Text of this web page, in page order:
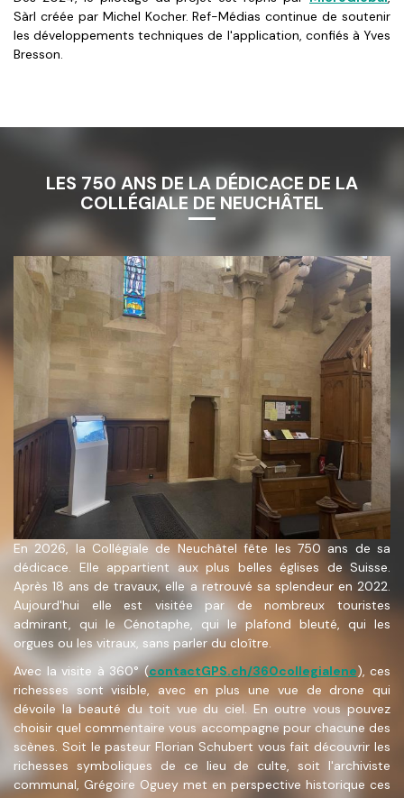
Sàrl créée par Michel Kocher. Ref-Médias continue de soutenir
les développements techniques de l'application, confiés à Yves
Bresson.
LES 750 ANS DE LA DÉDICACE DE LA
COLLÉGIALE DE NEUCHÂTEL
En 2026, la Collégiale de Neuchâtel fête les 750 ans de sa
dédicace. Elle appartient aux plus belles églises de Suisse.
Après 18 ans de travaux, elle a retrouvé sa splendeur en 2022.
Aujourd'hui elle est visitée par de nombreux touristes
admirant, qui le Cénotaphe, qui le plafond bleuté, qui les
orgues ou les vitraux, sans parler du cloître.
Avec la visite à 360° (contactGPS.ch/360collegialene), ces
richesses sont visible, avec en plus une vue de drone qui
dévoile la beauté du toit vue du ciel. En outre vous pouvez
choisir quel commentaire vous accompagne pour chacune des
scènes. Soit le pasteur Florian Schubert vous fait découvrir les
richesses symboliques de ce lieu de culte, soit l'archiviste
communal, Grégoire Oguey met en perspective historique ces